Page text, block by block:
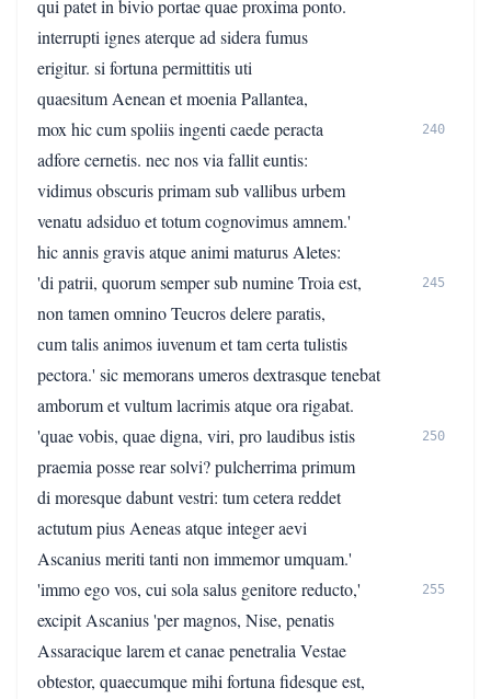
qui patet in bivio portae quae proxima ponto.
interrupti ignes aterque ad sidera fumus
erigitur. si fortuna permittitis uti
quaesitum Aenean et moenia Pallantea,
mox hic cum spoliis ingenti caede peracta
240
adfore cernetis. nec nos via fallit euntis:
vidimus obscuris primam sub vallibus urbem
venatu adsiduo et totum cognovimus amnem.'
hic annis gravis atque animi maturus Aletes:
'di patrii, quorum semper sub numine Troia est,
245
non tamen omnino Teucros delere paratis,
cum talis animos iuvenum et tam certa tulistis
pectora.' sic memorans umeros dextrasque tenebat
amborum et vultum lacrimis atque ora rigabat.
'quae vobis, quae digna, viri, pro laudibus istis
250
praemia posse rear solvi? pulcherrima primum
di moresque dabunt vestri: tum cetera reddet
actutum pius Aeneas atque integer aevi
Ascanius meriti tanti non immemor umquam.'
'immo ego vos, cui sola salus genitore reducto,'
255
excipit Ascanius 'per magnos, Nise, penatis
Assaracique larem et canae penetralia Vestae
obtestor, quaecumque mihi fortuna fidesque est,